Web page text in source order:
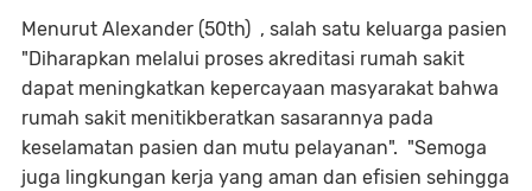
Menurut Alexander (50th) , salah satu keluarga pasien
"Diharapkan melalui proses akreditasi rumah sakit
dapat meningkatkan kepercayaan masyarakat bahwa
rumah sakit menitikberatkan sasarannya pada
keselamatan pasien dan mutu pelayanan". "Semoga
juga lingkungan kerja yang aman dan efisien sehingga